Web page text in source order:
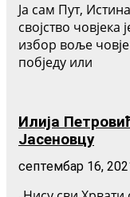
Ја сам Пут,
својство
избор воље
побједу или
Илија
Јасеновцу
септембар 16,